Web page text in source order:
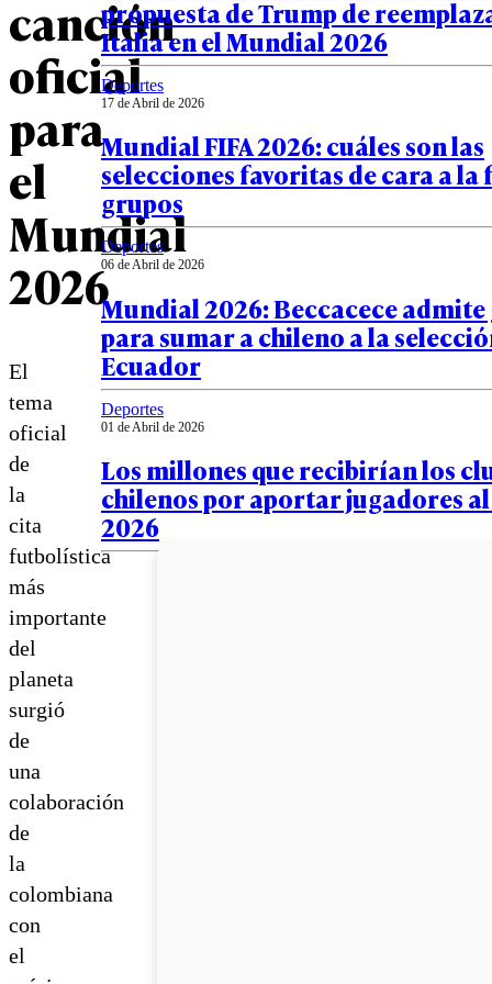
canción
oficial
para
el
Mundial
2026
El
tema
oficial
de
la
cita
futbolística
más
importante
del
planeta
surgió
de
una
colaboración
de
la
colombiana
con
el
propuesta de Trump de
Italia en el Mundial 2026
Deportes
17 de Abril de 2026
Mundial FIFA 2026: cuáles son las
selecciones favoritas de cara a la
grupos
Deportes
06 de Abril de 2026
Mundial 2026: Beccacece admite
para sumar a chileno a la
Ecuador
Deportes
01 de Abril de 2026
Los millones que recibirían los
chilenos por aportar jugadores
2026